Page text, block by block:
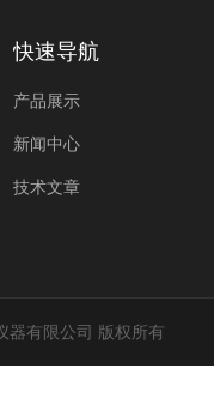
快速导航
产品展示
新闻中心
技术文章
器有限公司 版权所有